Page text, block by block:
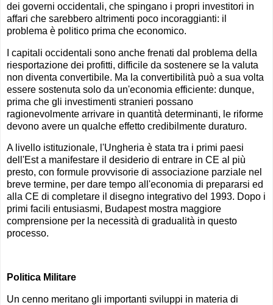
dei governi occidentali, che spingano i propri investitori in
affari che sarebbero altrimenti poco incoraggianti: il
problema è politico prima che economico.
I capitali occidentali sono anche frenati dal problema della
riesportazione dei profitti, difficile da sostenere se la valuta
non diventa convertibile. Ma la convertibilità può a sua volta
essere sostenuta solo da un'economia efficiente: dunque,
prima che gli investimenti stranieri possano
ragionevolmente arrivare in quantità determinanti, le riforme
devono avere un qualche effetto credibilmente duraturo.
A livello istituzionale, l'Ungheria è stata tra i primi paesi
dell'Est a manifestare il desiderio di entrare in CE al più
presto, con formule provvisorie di associazione parziale nel
breve termine, per dare tempo all'economia di prepararsi ed
alla CE di completare il disegno integrativo del 1993. Dopo i
primi facili entusiasmi, Budapest mostra maggiore
comprensione per la necessità di gradualità in questo
processo.
Politica Militare
Un cenno meritano gli importanti sviluppi in materia di